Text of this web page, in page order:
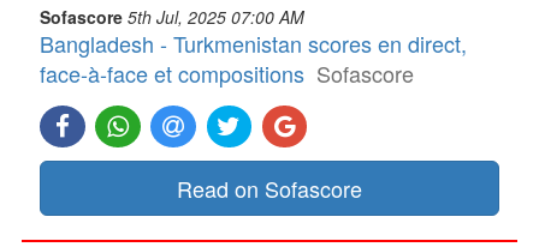
Sofascore 5th Jul, 2025 07:00 AM
Bangladesh - Turkmenistan scores en direct,
face-à-face et compositions Sofascore
Read on Sofascore